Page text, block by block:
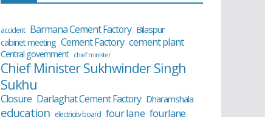
accident Barmana Cement Factory Bilaspur
cabinet meeting Cement Factory cement plant
Central government chief minister
Chief Minister Sukhwinder Singh
Sukhu
Closure Darlaghat Cement Factory Dharamshala
education electricity board four lane fourlane